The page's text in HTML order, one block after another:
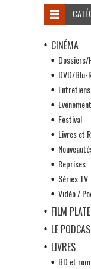
CINÉMA
Dossiers/
DVD/Blu-
Entretiens
Festival
Livres et
Reprises
Séries TV
Vidéo /
FILM
LE
LIVRES
BD et